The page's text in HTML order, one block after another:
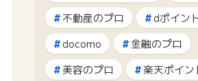
不動産のプロ
dポイン
docomo
金融のプロ
美容のプロ
楽天ポイン